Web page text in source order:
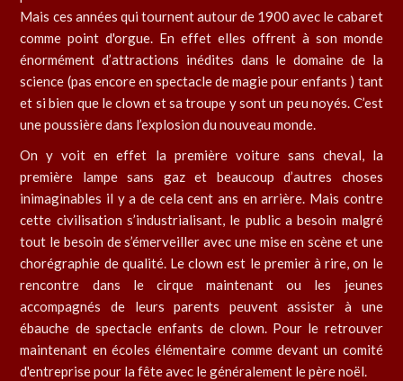
Mais ces années qui tournent autour de 1900 avec le cabaret
comme point d'orgue. En effet elles offrent à son monde
énormément d’attractions inédites dans le domaine de la
science (pas encore en spectacle de magie pour enfants ) tant
et si bien que le clown et sa troupe y sont un peu noyés. C’est
une poussière dans l’explosion du nouveau monde.
On y voit en effet la première voiture sans cheval, la
première lampe sans gaz et beaucoup d’autres choses
inimaginables il y a de cela cent ans en arrière. Mais contre
cette civilisation s’industrialisant, le public a besoin malgré
tout le besoin de s’émerveiller avec une mise en scène et une
chorégraphie de qualité. Le clown est le premier à rire, on le
rencontre dans le cirque maintenant ou les jeunes
accompagnés de leurs parents peuvent assister à une
ébauche de spectacle enfants de clown. Pour le retrouver
maintenant en écoles élémentaire comme devant un comité
d'entreprise pour la fête avec le généralement le père noël.